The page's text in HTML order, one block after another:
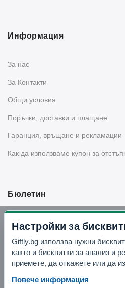
Информация
За нас
За Контакти
Общи условия
Поръчки, доставки и плащане
Гаранция, връщане и рекламации
Как да използваме купон за
Бюлетин
Вземи -10% отстъпка в Telegram
Отвори Telegram
Настройки за
Giftly.bg използва нужни
както и бисквитки за анализ и
приемете, да откажете или да
Повече информация